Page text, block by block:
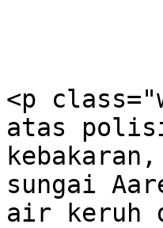
<p
atas polisi
sungai
air keruh